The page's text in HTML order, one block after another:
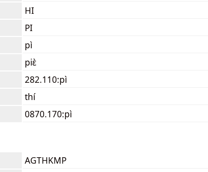
HI
PI
pì
piɛ̀
282.110:pì
thí
0870.170:pì
AGTHKMP